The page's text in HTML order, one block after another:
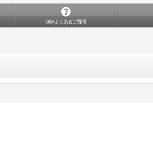
Q&Aよくあるご質問